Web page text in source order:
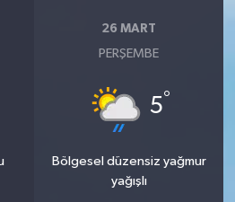
26 MART
PERŞEMBE
5°
Bölgesel düzensiz yağmur
yağışlı